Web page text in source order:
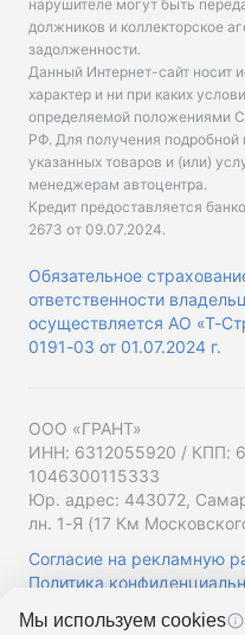
нарушителе могут быть
должников и коллекторское
задолженности.
Данный Интернет-сайт носит
характер и ни при каких
определяемой положениями
РФ. Для получения
указанных товаров и (или)
менеджерам автоцентра.
Кредит предоставляется
2673 от 09.07.2024.
Обязательное
ответственности
осуществляется АО «Т-
0191-03 от 01.07.2024 г.
ООО «ГРАНТ»
ИНН: 6312055920 / КПП:
1046300115333
Юр. адрес: 443072,
лн. 1-Я (17 Км
Согласие на рекламную
Политика
Мы используем cookies